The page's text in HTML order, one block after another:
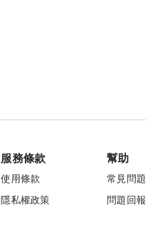
服務條款
使用條款
隱私權政策
幫助
常見問題
問題回報